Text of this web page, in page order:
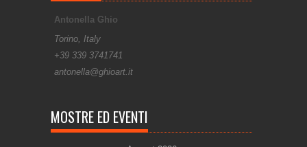
Antonella Ghio
Torino, Italy
+39 339 3741741
antonella@ghioart.it
MOSTRE ED EVENTI